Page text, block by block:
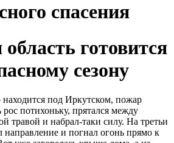
спасения
готовится
сезону
под Иркутском, пожар
потихоньку, прятался между
травой и набрал-таки силу. На третьи
направление и погнал огонь прямо к